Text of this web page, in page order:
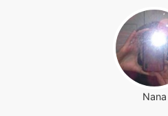
Nana